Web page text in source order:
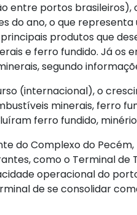
entre portos brasileiros),
do ano, o que
produtos que
e ferro fundido. Já os
segundo
(internacional), o
minerais, ferro
ferro fundido,
do Complexo do
como o Terminal
operacional do
de se consolidar